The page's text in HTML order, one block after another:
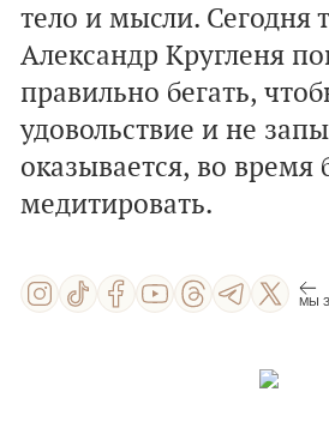
тело и мысли. Сегодня
Александр Кругленя
правильно бегать,
удовольствие и не
оказывается, во время
медитировать.
МЫ